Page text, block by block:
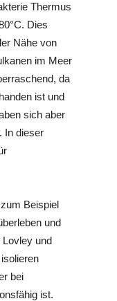
Thermus
Dies
Nähe von
im Meer
da
ist und
sich aber
In dieser
Beispiel
und
und
bei
ist.